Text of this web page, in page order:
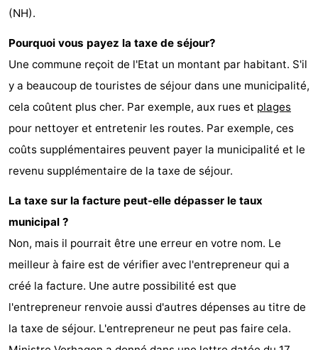
(NH).
Pourquoi vous payez la taxe de séjour?
Une commune reçoit de l'Etat un montant par habitant. S'il
y a beaucoup de touristes de séjour dans une municipalité,
cela coûtent plus cher. Par exemple, aux rues et plages
pour nettoyer et entretenir les routes. Par exemple, ces
coûts supplémentaires peuvent payer la municipalité et le
revenu supplémentaire de la taxe de séjour.
La taxe sur la facture peut-elle dépasser le taux
municipal ?
Non, mais il pourrait être une erreur en votre nom. Le
meilleur à faire est de vérifier avec l'entrepreneur qui a
créé la facture. Une autre possibilité est que
l'entrepreneur renvoie aussi d'autres dépenses au titre de
la taxe de séjour. L'entrepreneur ne peut pas faire cela.